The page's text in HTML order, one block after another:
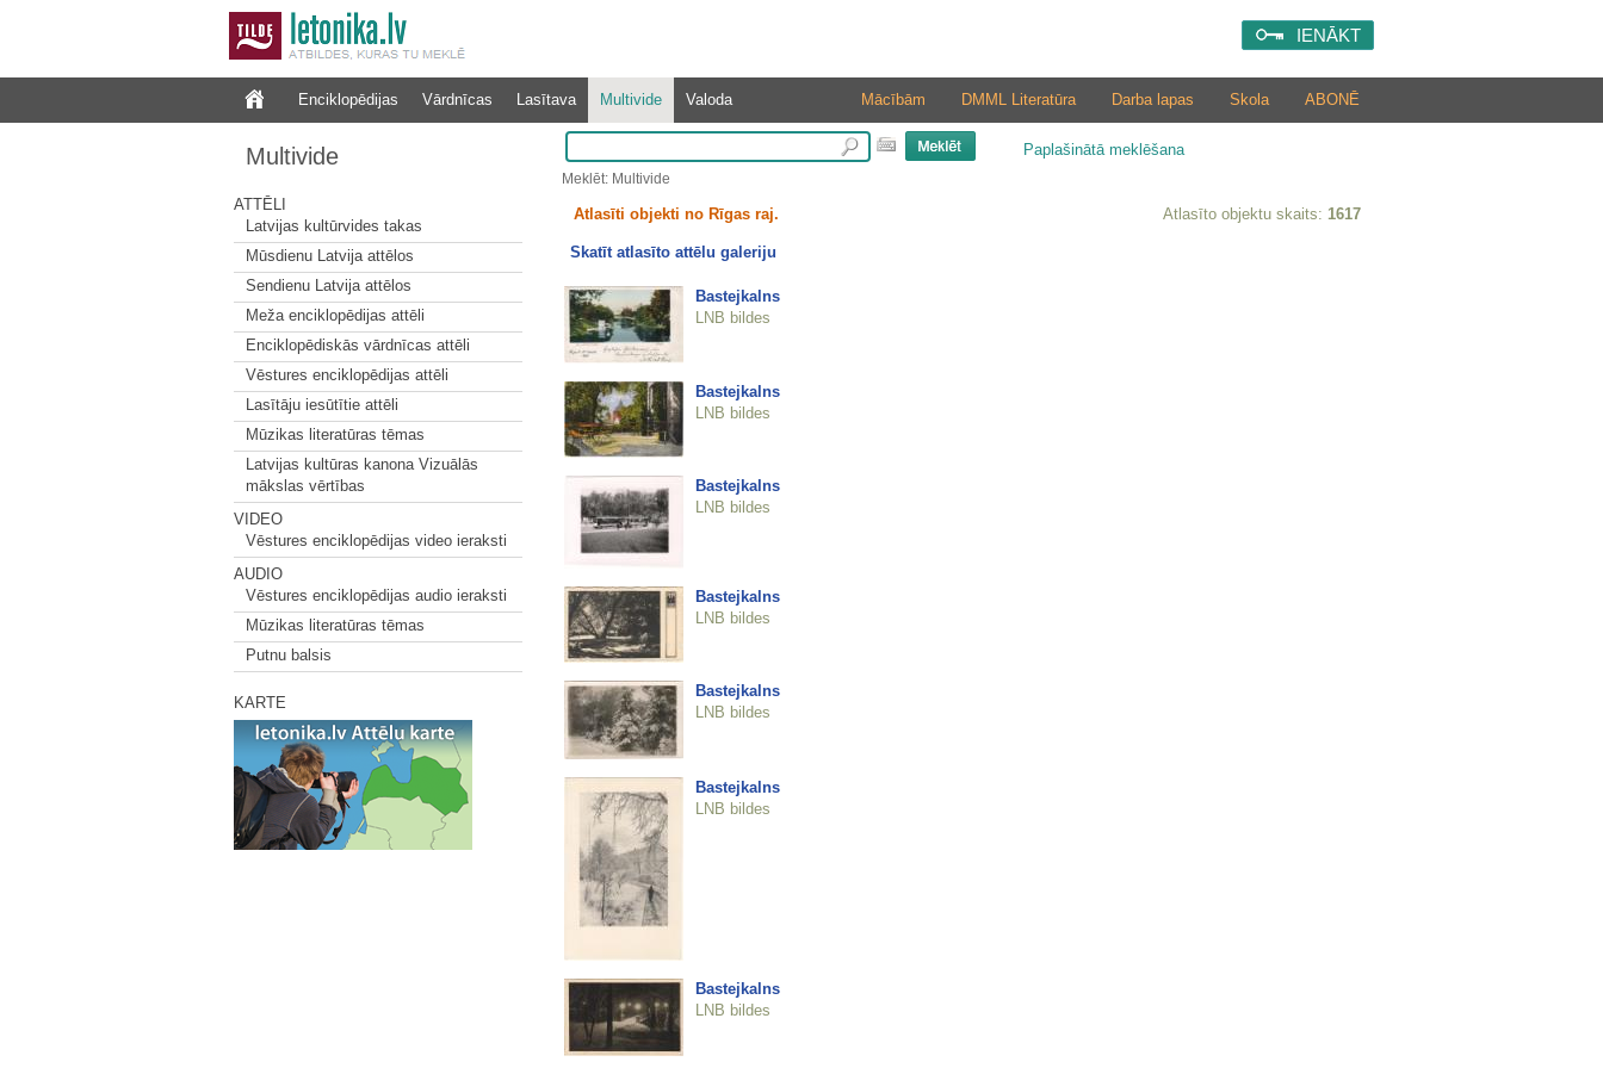
IENĀKT
Enciklopēdijas Vārdnīcas Lasītava Multivide Valoda ABONĒ
Skola
Darba lapas
DMML Literatūra
Mācībām
Multivide
ATTĒLI
Latvijas kultūrvides takas
Mūsdienu Latvija attēlos
Sendienu Latvija attēlos
Meža enciklopēdijas attēli
Enciklopēdiskās vārdnīcas attēli
Vēstures enciklopēdijas attēli
Lasītāju iesūtītie attēli
Mūzikas literatūras tēmas
Latvijas kultūras kanona Vizuālās
mākslas vērtības
VIDEO
Vēstures enciklopēdijas video ieraksti
AUDIO
Vēstures enciklopēdijas audio ieraksti
Mūzikas literatūras tēmas
Putnu balsis
KARTE
Paplašinātā meklēšana
Meklēt: Multivide
Atlasīti objekti no Rīgas raj. Atlasīto objektu skaits: 1617
Skatīt atlasīto attēlu galeriju
Bastejkalns
LNB bildes
Bastejkalns
LNB bildes
Bastejkalns
LNB bildes
Bastejkalns
LNB bildes
Bastejkalns
LNB bildes
Bastejkalns
LNB bildes
Bastejkalns
LNB bildes